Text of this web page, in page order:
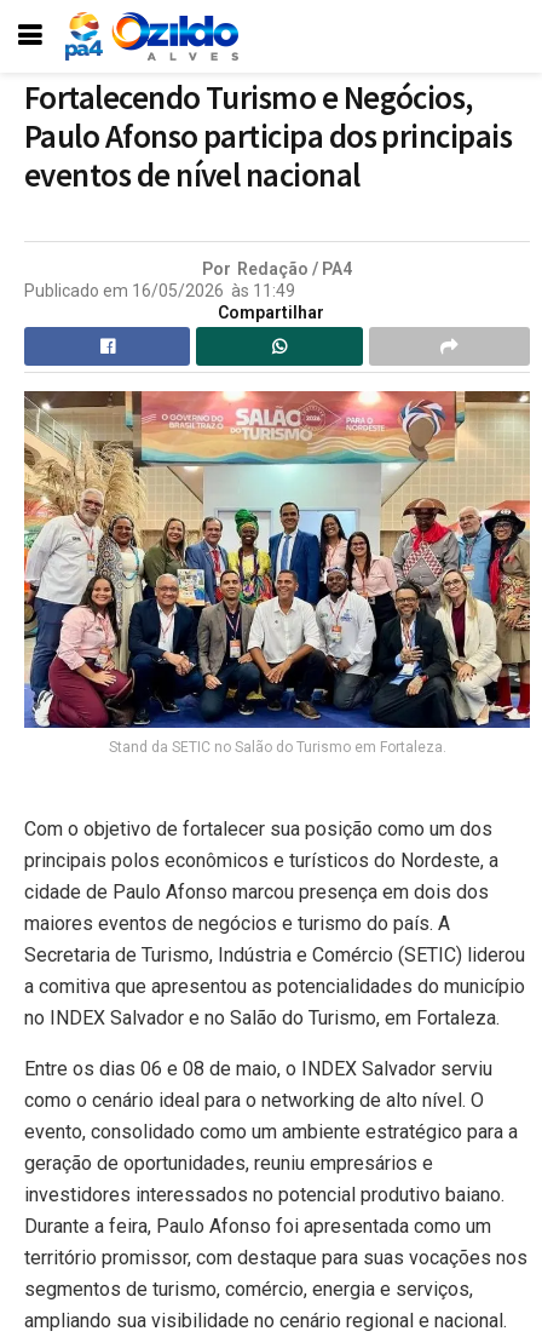
Fortalecendo Turismo e Negócios,
Paulo Afonso participa dos principais
eventos de nível nacional
Por Redação / PA4
Publicado em 16/05/2026 às 11:49
Compartilhar
Stand da SETIC no Salão do Turismo em Fortaleza.
Com o objetivo de fortalecer sua posição como um dos
principais polos econômicos e turísticos do Nordeste, a
cidade de Paulo Afonso marcou presença em dois dos
maiores eventos de negócios e turismo do país. A
Secretaria de Turismo, Indústria e Comércio (SETIC) liderou
a comitiva que apresentou as potencialidades do município
no INDEX Salvador e no Salão do Turismo, em Fortaleza.
Entre os dias 06 e 08 de maio, o INDEX Salvador serviu
como o cenário ideal para o networking de alto nível. O
evento, consolidado como um ambiente estratégico para a
geração de oportunidades, reuniu empresários e
investidores interessados no potencial produtivo baiano.
Durante a feira, Paulo Afonso foi apresentada como um
território promissor, com destaque para suas vocações nos
segmentos de turismo, comércio, energia e serviços,
ampliando sua visibilidade no cenário regional e nacional.